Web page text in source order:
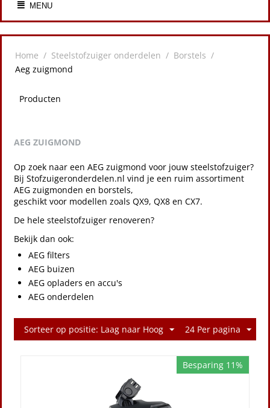
MENU
Home / Steelstofzuiger onderdelen / Borstels /
Aeg zuigmond
Producten
AEG ZUIGMOND
Op zoek naar een AEG zuigmond voor jouw steelstofzuiger?
Bij Stofzuigeronderdelen.nl vind je een ruim assortiment
AEG zuigmonden en borstels,
geschikt voor modellen zoals QX9, QX8 en CX7.
De hele steelstofzuiger renoveren?
Bekijk dan ook:
AEG filters
AEG buizen
AEG opladers en accu's
AEG onderdelen
Sorteer op positie: Laag naar Hoog 24 Per pagina
Besparing 11%